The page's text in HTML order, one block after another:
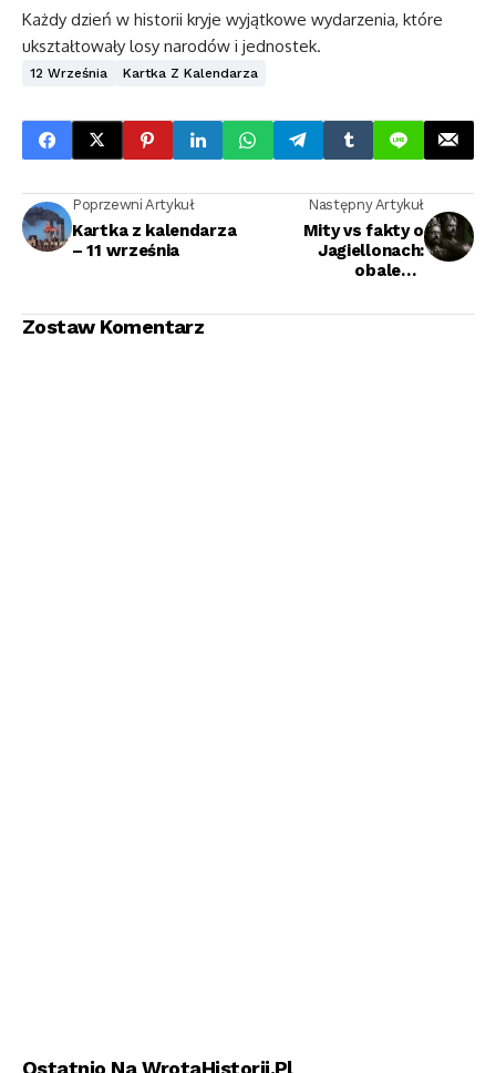
Każdy dzień w historii kryje wyjątkowe wydarzenia, które
ukształtowały losy narodów i jednostek.
12 Września Kartka Z Kalendarza
Poprzewni Artykuł
Kartka z kalendarza
– 11 września
Następny Artykuł
Mity vs fakty o
Jagiellonach:
obalenie
przekłamań
Zostaw Komentarz
Ostatnio Na WrotaHistorii.pl